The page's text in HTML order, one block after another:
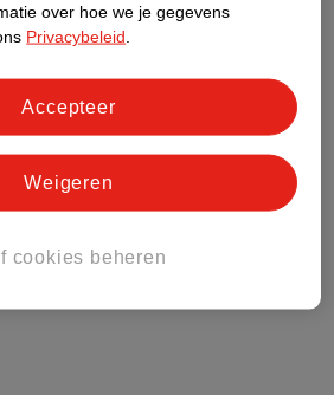
over hoe we je gegevens
Privacybeleid
cookies beheren
Weigeren
Accepteer